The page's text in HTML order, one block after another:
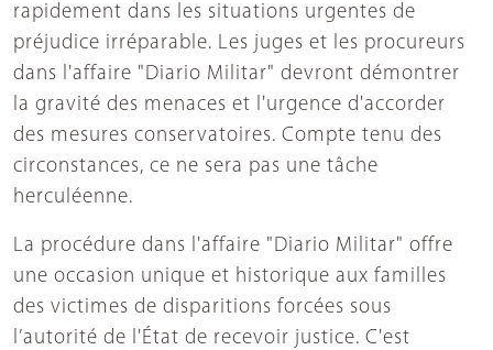
rapidement dans les situations urgentes de
préjudice irréparable. Les juges et les procureurs
dans l'affaire "Diario Militar" devront démontrer
la gravité des menaces et l'urgence d'accorder
des mesures conservatoires. Compte tenu des
circonstances, ce ne sera pas une tâche
herculéenne.
La procédure dans l'affaire "Diario Militar" offre
une occasion unique et historique aux familles
des victimes de disparitions forcées sous
l’autorité de l'État de recevoir justice. C'est